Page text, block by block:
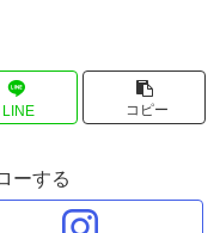
LINE コピー
ーする